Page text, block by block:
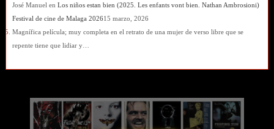
José Manuel en Los niños estan bien (2025. Les enfants vont bien. Nathan Ambrosioni)
Festival de cine de Malaga 202615 marzo, 2026
Magnífica película; muy completa en el retrato de una mujer de verso libre que se
repente tiene que lidiar y…